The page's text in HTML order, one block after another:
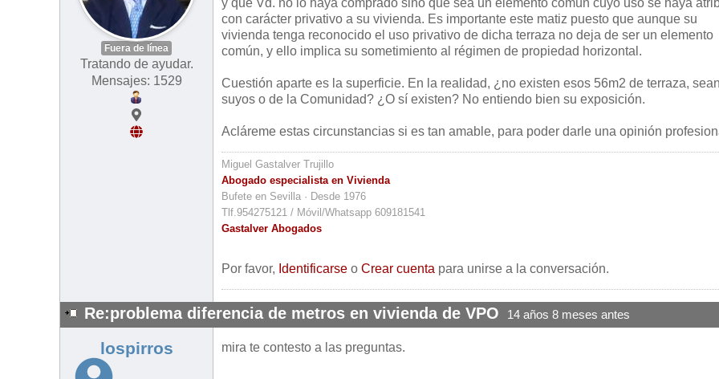
Fuera de línea
Tratando de ayudar.
Mensajes: 1529
y que Vd. no lo haya comprado sino que sea un elemento común cuyo uso se haya
con carácter privativo a su vivienda. Es importante este matiz puesto que aunque su
vivienda tenga reconocido el uso privativo de dicha terraza no deja de ser un elemento
común, y ello implica su sometimiento al régimen de propiedad horizontal.
Cuestión aparte es la superficie. En la realidad, ¿no existen esos 56m2 de terraza, sean
suyos o de la Comunidad? ¿O sí existen? No entiendo bien su exposición.
Acláreme estas circunstancias si es tan amable, para poder darle una opinión
Miguel Gastalver Trujillo
Abogado especialista en Vivienda
Bufete en Sevilla · Desde 1976
Tlf.954275121 / Móvil/Whatsapp 609181541
Gastalver Abogados
Por favor, Identificarse o Crear cuenta para unirse a la conversación.
Re:problema diferencia de metros en vivienda de VPO 14 años 8 meses antes
lospirros mira te contesto a las preguntas.